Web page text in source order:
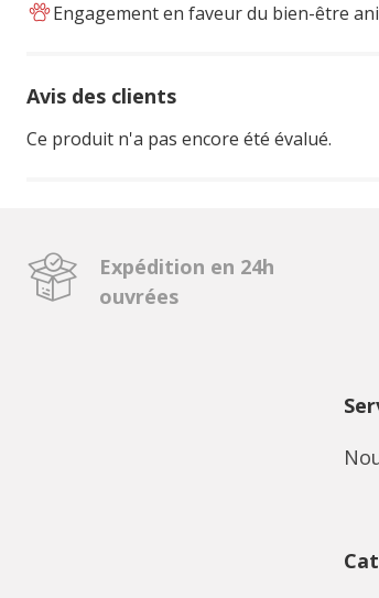
Engagement en faveur du bien-être
Avis des clients
Ce produit n'a pas encore été évalué.
Expédition en 24h
ouvrées